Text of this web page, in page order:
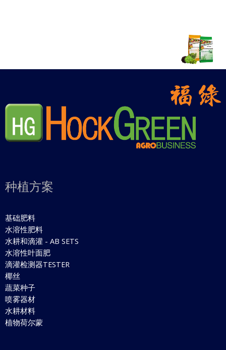
种植方案
基础肥料
水溶性肥料
水耕和滴灌 - AB SETS
水溶性叶面肥
滴灌检测器TESTER
椰丝
蔬菜种子
喷雾器材
水耕材料
植物荷尔蒙